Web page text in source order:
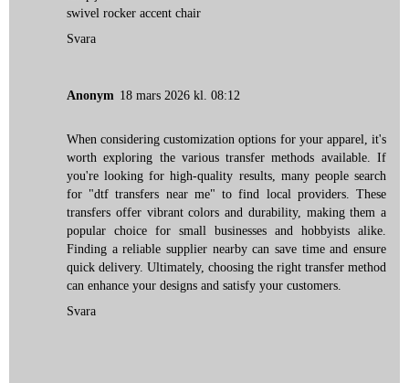
swivel rocker accent chair
Svara
Anonym 18 mars 2026 kl. 08:12
When considering customization options for your apparel, it's
worth exploring the various transfer methods available. If
you're looking for high-quality results, many people search
for "dtf transfers near me" to find local providers. These
transfers offer vibrant colors and durability, making them a
popular choice for small businesses and hobbyists alike.
Finding a reliable supplier nearby can save time and ensure
quick delivery. Ultimately, choosing the right transfer method
can enhance your designs and satisfy your customers.
Svara